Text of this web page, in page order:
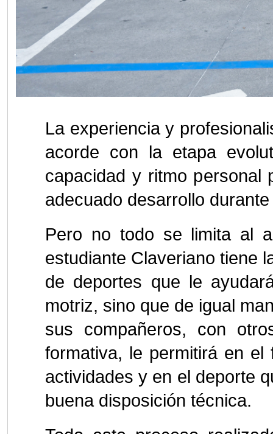
La experiencia y
acorde con la etapa
capacidad y ritmo personal
adecuado desarrollo
Pero no todo se limita al
estudiante Claveriano tiene
de deportes que le
motriz, sino que de igual
sus compañeros, con
formativa, le permitirá en
actividades y en el deporte
buena disposición técnica.